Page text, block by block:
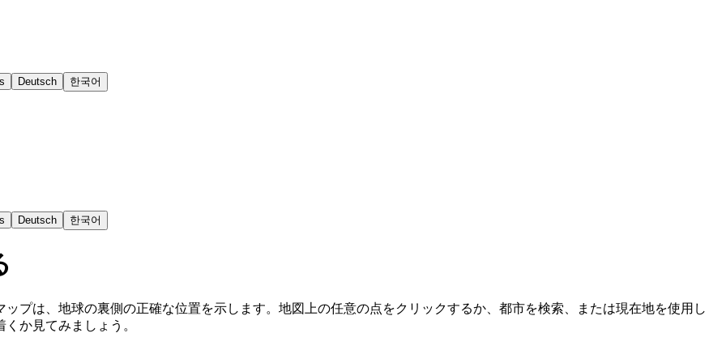
Deutsch 한국어
Deutsch 한국어
プは、地球の裏側の正確な位置を示します。地図上の任意の点をクリックするか、都市を検索、または現在地を使用し
か見てみましょう。